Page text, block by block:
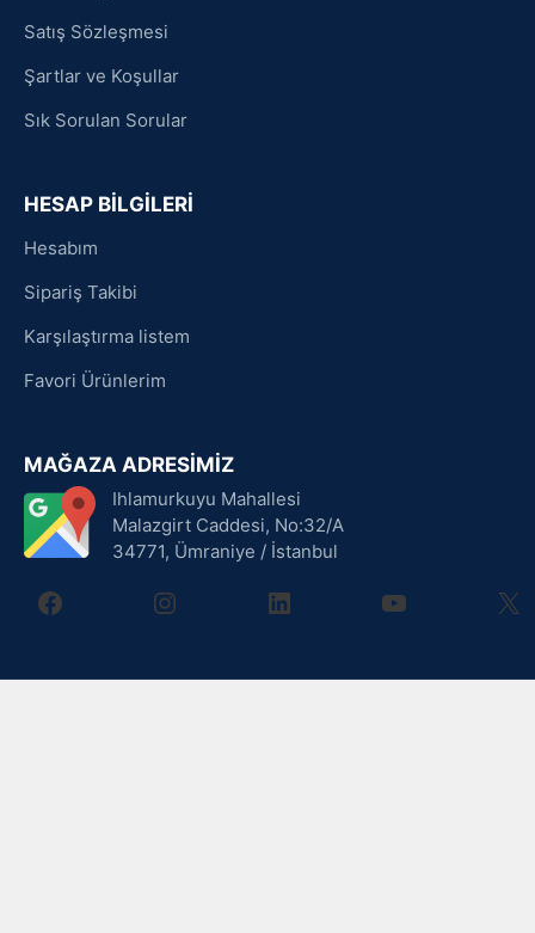
Satış Sözleşmesi
Şartlar ve Koşullar
Sık Sorulan Sorular
HESAP BİLGİLERİ
Hesabım
Sipariş Takibi
Karşılaştırma listem
Favori Ürünlerim
MAĞAZA ADRESİMİZ
Ihlamurkuyu Mahallesi
Malazgirt Caddesi, No:32/A
34771, Ümraniye / İstanbul
facebookinstagramlinkedin youtube X